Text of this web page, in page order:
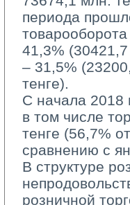
периода
41,3%
– 31,5%
тенге).
С начала 2018
в том числе
тенге (56,7%
сравнению с
В структуре
розничной